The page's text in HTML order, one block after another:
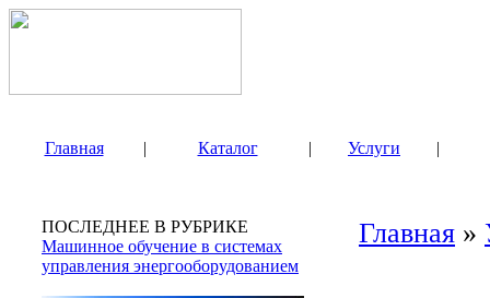
Главная | Каталог | Услуги |
ПОСЛЕДНЕЕ В РУБРИКЕ
Машинное обучение в системах
управления энергооборудованием
Главная »